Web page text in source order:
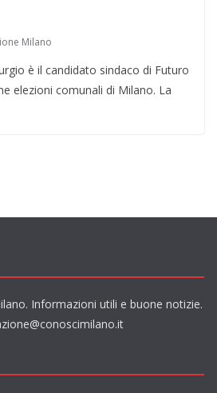
Milano
è il candidato sindaco di Futuro
elezioni comunali di Milano. La
Informazioni utili e buone notizie.